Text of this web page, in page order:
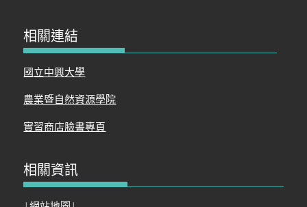
相關連結
國立中興大學
農業暨自然資源學院
實習商店臉書專頁
相關資訊